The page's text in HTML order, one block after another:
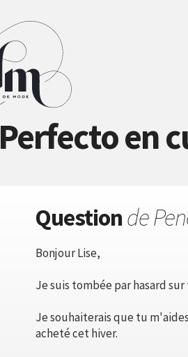
Perfecto en
Questionde
Bonjour Lise,
Je suis tombée par hasard
Je souhaiterais que tu
acheté cet hiver.